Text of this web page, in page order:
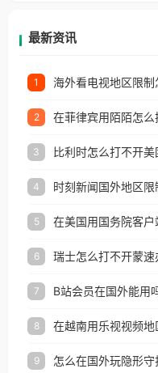
最新资讯
1
2
3
4
5
6
7
8
9